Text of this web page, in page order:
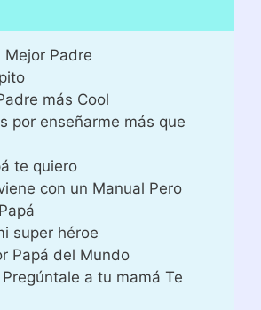
Mejor Padre
más Cool
por enseñarme más que
te quiero
con un Manual Pero
super héroe
Papá del Mundo
a tu mamá Te